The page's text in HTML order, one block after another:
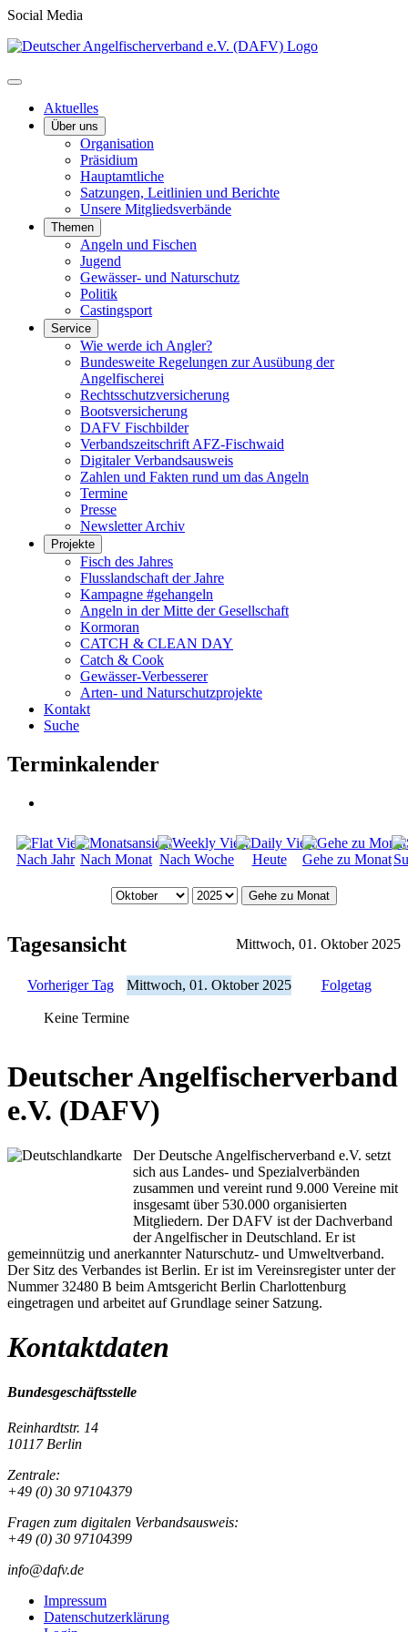
Social Media
Aktuelles
Über uns
Organisation
Präsidium
Hauptamtliche
Satzungen, Leitlinien und Berichte
Unsere Mitgliedsverbände
Themen
Angeln und Fischen
Jugend
Gewässer- und Naturschutz
Politik
Castingsport
Service
Wie werde ich Angler?
Bundesweite Regelungen zur Ausübung der
Angelfischerei
Rechtsschutzversicherung
Bootsversicherung
DAFV Fischbilder
Verbandszeitschrift AFZ-Fischwaid
Digitaler Verbandsausweis
Zahlen und Fakten rund um das Angeln
Termine
Presse
Newsletter Archiv
Projekte
Fisch des Jahres
Flusslandschaft der Jahre
Kampagne #gehangeln
Angeln in der Mitte der Gesellschaft
Kormoran
CATCH & CLEAN DAY
Catch & Cook
Gewässer-Verbesserer
Arten- und Naturschutzprojekte
Kontakt
Suche
Terminkalender
Nach Jahr Nach Monat Nach Woche Heute Gehe zu Monat
Gehe zu Monat
Tagesansicht Mittwoch, 01. Oktober 2025
Vorheriger Tag Mittwoch, 01. Oktober 2025 Folgetag
Keine Termine
Deutscher Angelfischerverband
e.V. (DAFV)
Der Deutsche Angelfischerverband e.V. setzt
sich aus Landes- und Spezialverbänden
zusammen und vereint rund 9.000 Vereine mit
insgesamt über 530.000 organisierten
Mitgliedern. Der DAFV ist der Dachverband
der Angelfischer in Deutschland. Er ist
gemeinnützig und anerkannter Naturschutz- und Umweltverband.
Der Sitz des Verbandes ist Berlin. Er ist im Vereinsregister unter der
Nummer 32480 B beim Amtsgericht Berlin Charlottenburg
eingetragen und arbeitet auf Grundlage seiner Satzung.
Kontaktdaten
Bundesgeschäftsstelle
Reinhardtstr. 14
10117 Berlin
Zentrale:
+49 (0) 30 97104379
Fragen zum digitalen Verbandsausweis:
+49 (0) 30 97104399
info@dafv.de
Impressum
Datenschutzerklärung